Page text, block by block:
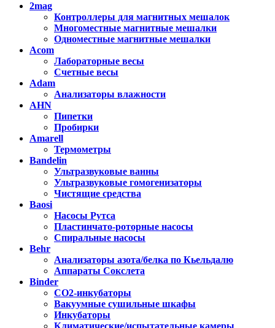
2mag
Контроллеры для магнитных мешалок
Многоместные магнитные мешалки
Одноместные магнитные мешалки
Acom
Лабораторные весы
Счетные весы
Adam
Анализаторы влажности
AHN
Пипетки
Пробирки
Amarell
Термометры
Bandelin
Ультразвуковые ванны
Ультразвуковые гомогенизаторы
Чистящие средства
Baosi
Насосы Рутса
Пластинчато-роторные насосы
Спиральные насосы
Behr
Анализаторы азота/белка по Кьельдалю
Аппараты Сокслета
Binder
CO2-инкубаторы
Вакуумные сушильные шкафы
Инкубаторы
Климатические/испытательные камеры